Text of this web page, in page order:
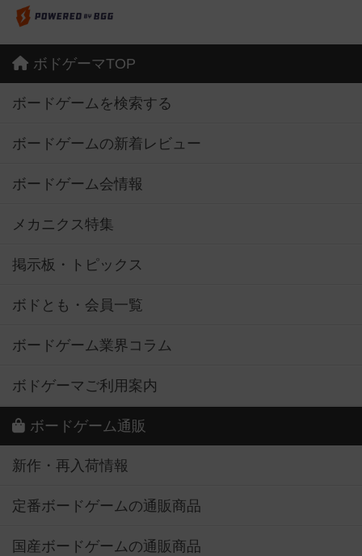
ボドゲーマTOP
ボードゲームを検索する
ボードゲームの新着レビュー
ボードゲーム会情報
メカニクス特集
掲示板・トピックス
ボドとも・会員一覧
ボードゲーム業界コラム
ボドゲーマご利用案内
ボードゲーム通販
新作・再入荷情報
定番ボードゲームの通販商品
国産ボードゲームの通販商品